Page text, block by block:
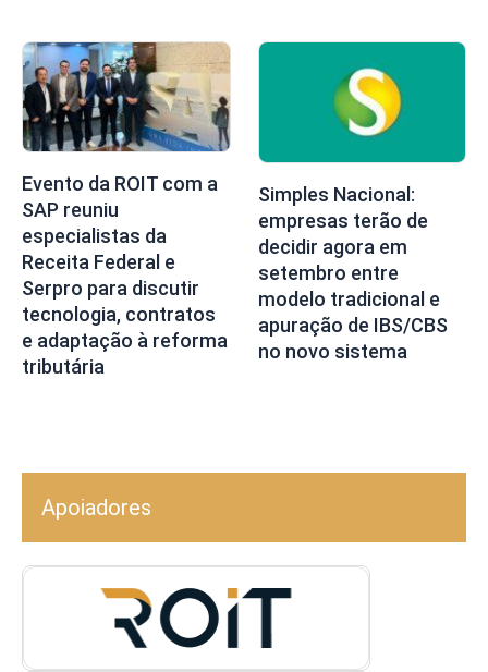
Evento da ROIT com a
SAP reuniu
especialistas da
Receita Federal e
Serpro para discutir
tecnologia, contratos
e adaptação à reforma
tributária
Simples Nacional:
empresas terão de
decidir agora em
setembro entre
modelo tradicional e
apuração de IBS/CBS
no novo sistema
Apoiadores